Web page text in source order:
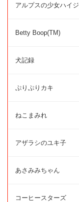
アルプスの少女ハイジ
Betty Boop(TM)
犬記録
ぷりぷりカキ
ねこまみれ
アザラシのユキ子
あさみみちゃん
コーヒースターズ